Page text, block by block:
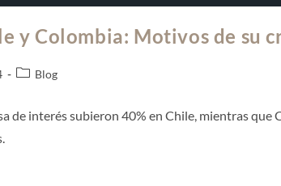
y Colombia: Motivos de su
Blog
de interés subieron 40% en Chile, mientras que